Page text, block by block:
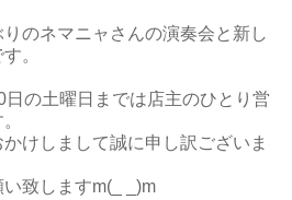
のネマニャさんの演奏会と新し
。
の土曜日までは店主のひとり営
けしまして誠に申し訳ございま
致しますm(_ _)m